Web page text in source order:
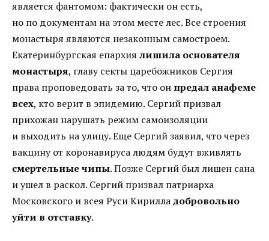
является фантомом: фактически он есть,
но по документам на этом месте лес. Все строения
монастыря являются незаконным самостроем.
Екатеринбургская епархия лишила основателя
монастыря, главу секты царебожников Сергия
права проповедовать за то, что он предал анафеме
всех, кто верит в эпидемию. Сергий призвал
прихожан нарушать режим самоизоляции
и выходить на улицу. Еще Сергий заявил, что через
вакцину от коронавируса людям будут вживлять
смертельные чипы. Позже Сергий был лишен сана
и ушел в раскол. Сергий призвал патриарха
Московского и всея Руси Кирилладобровольно
уйти в отставку.